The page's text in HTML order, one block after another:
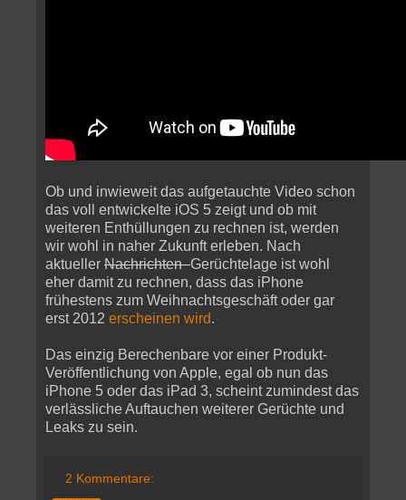
Ob und inwieweit das aufgetauchte Video schon
das voll entwickelte iOS 5 zeigt und ob mit
weiteren Enthüllungen zu rechnen ist, werden
wir wohl in naher Zukunft erleben. Nach
aktueller Nachrichten-Gerüchtelage ist wohl
eher damit zu rechnen, dass das iPhone
frühestens zum Weihnachtsgeschäft oder gar
erst 2012 erscheinen wird.
Das einzig Berechenbare vor einer Produkt-
Veröffentlichung von Apple, egal ob nun das
iPhone 5 oder das iPad 3, scheint zumindest das
verlässliche Auftauchen weiterer Gerüchte und
Leaks zu sein.
2 Kommentare: